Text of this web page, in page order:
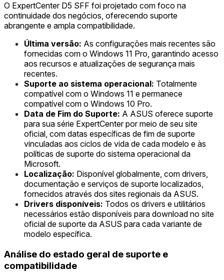
O ExpertCenter D5 SFF foi projetado com foco na
continuidade dos negócios, oferecendo suporte
abrangente e ampla compatibilidade.
Última versão: As configurações mais recentes são
fornecidas com o Windows 11 Pro, garantindo acesso
aos recursos e atualizações de segurança mais
recentes.
Suporte ao sistema operacional: Totalmente
compatível com o Windows 11 e permanece
compatível com o Windows 10 Pro.
Data de Fim do Suporte: A ASUS oferece suporte
para sua série ExpertCenter por meio de seu site
oficial, com datas específicas de fim de suporte
vinculadas aos ciclos de vida de cada modelo e às
políticas de suporte do sistema operacional da
Microsoft.
Localização: Disponível globalmente, com drivers,
documentação e serviços de suporte localizados,
fornecidos através dos sites regionais da ASUS.
Drivers disponíveis: Todos os drivers e utilitários
necessários estão disponíveis para download no site
oficial de suporte da ASUS para cada variante de
modelo específica.
Análise do estado geral de suporte e
compatibilidade